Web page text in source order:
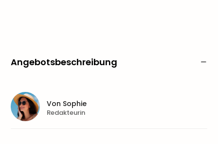
Angebotsbeschreibung
Von Sophie
Redakteurin